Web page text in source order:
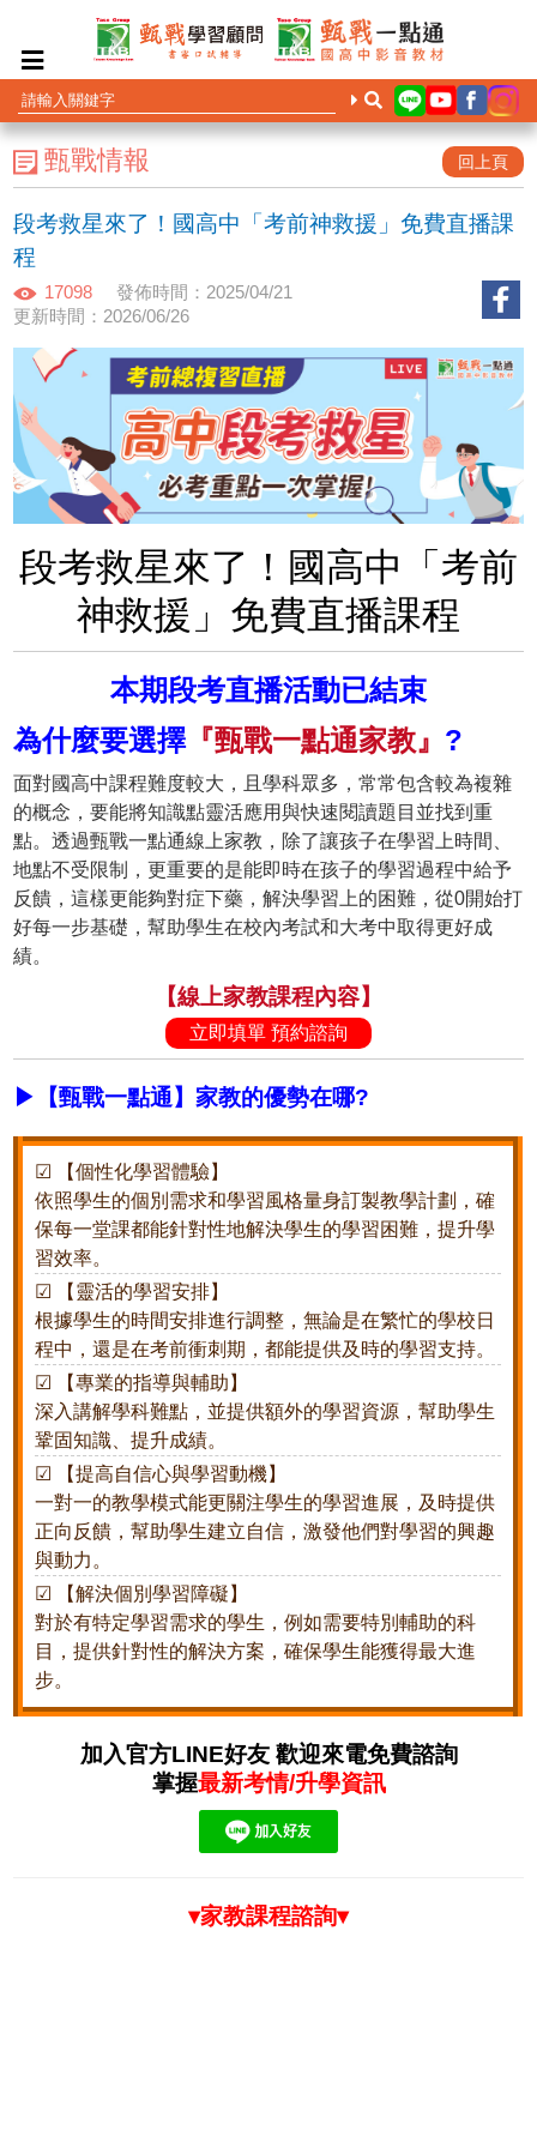
甄戰情報 回上頁
段考救星來了！國高中「考前神救援」免費直播課
程
17098
發佈時間：2025/04/21
更新時間：2026/06/26
段考救星來了！國高中「考前
神救援」免費直播課程
本期段考直播活動已結束
為什麼要選擇『甄戰一點通家教』 ?
面對國高中課程難度較大，且學科眾多，常常包含較為複雜
的概念，要能將知識點靈活應用與快速閱讀題目並找到重
點。透過甄戰一點通線上家教，除了讓孩子在學習上時間、
地點不受限制，更重要的是能即時在孩子的學習過程中給予
反饋，這樣更能夠對症下藥，解決學習上的困難，從0開始打
好每一步基礎，幫助學生在校內考試和大考中取得更好成
績。
【線上家教課程內容】
立即填單 預約諮詢
▶【甄戰一點通】家教的優勢在哪?
☑ 【個性化學習體驗】
依照學生的個別需求和學習風格量身訂製教學計劃，確
保每一堂課都能針對性地解決學生的學習困難，提升學
習效率。
☑ 【靈活的學習安排】
根據學生的時間安排進行調整，無論是在繁忙的學校日
程中，還是在考前衝刺期，都能提供及時的學習支持。
☑ 【專業的指導與輔助】
深入講解學科難點，並提供額外的學習資源，幫助學生
鞏固知識、提升成績。
☑ 【提高自信心與學習動機】
一對一的教學模式能更關注學生的學習進展，及時提供
正向反饋，幫助學生建立自信，激發他們對學習的興趣
與動力。
☑ 【解決個別學習障礙】
對於有特定學習需求的學生，例如需要特別輔助的科
目，提供針對性的解決方案，確保學生能獲得最大進
步。
加入官方LINE好友 歡迎來電免費諮詢
掌握最新考情/升學資訊
▾家教課程諮詢▾